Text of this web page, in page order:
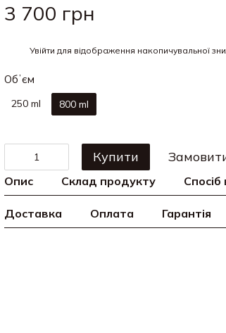
3 700 грн
Увійти для відображення накопичувальної
Обʼєм
250 ml 800 ml
Купити
Опис Склад продукту
Доставка Оплата Гарантія